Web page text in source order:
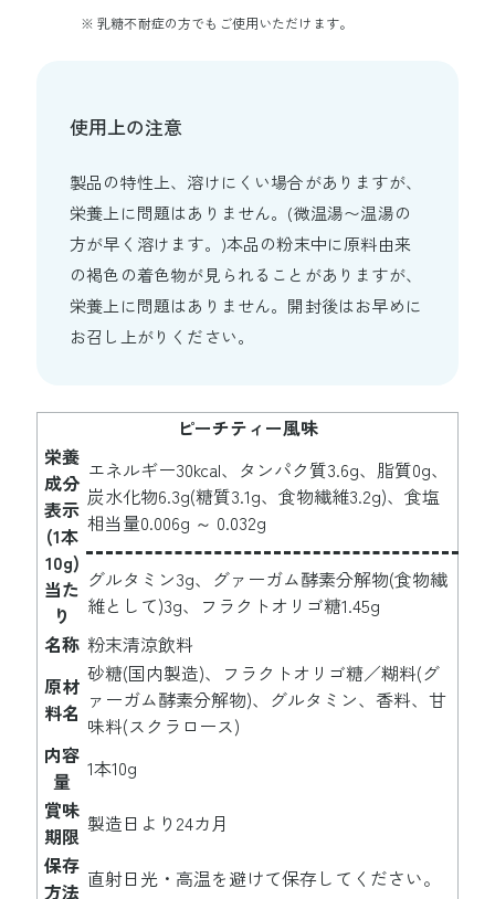
乳糖不耐症の方でもご使用いただけます。
使用上の注意
製品の特性上、溶けにくい場合がありますが、
栄養上に問題はありません。(微温湯〜温湯の
方が早く溶けます。)本品の粉末中に原料由来
の褐色の着色物が見られることがありますが、
栄養上に問題はありません。開封後はお早めに
お召し上がりください。
ピーチティー風味
栄養
成分
表示
(1本
10g)
当た
り
エネルギー30kcal、タンパク質3.6g、脂質0g、
炭水化物6.3g(糖質3.1g、食物繊維3.2g)、食塩
相当量0.006g ～ 0.032g
グルタミン3g、グァーガム酵素分解物(食物繊
維として)3g、フラクトオリゴ糖1.45g
名称 粉末清涼飲料
原材
料名
砂糖(国内製造)、フラクトオリゴ糖／糊料(グ
ァーガム酵素分解物)、グルタミン、香料、甘
味料(スクラロース)
内容
量
1本10g
賞味
期限 製造日より24カ月
保存
方法 直射日光・高温を避けて保存してください。